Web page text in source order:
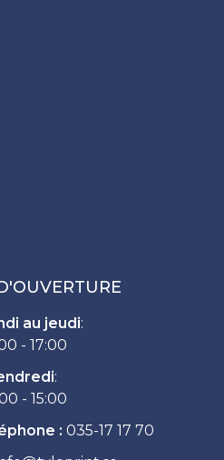
au jeudi:
- 17:00
:
- 15:00
: 035-17 17 70